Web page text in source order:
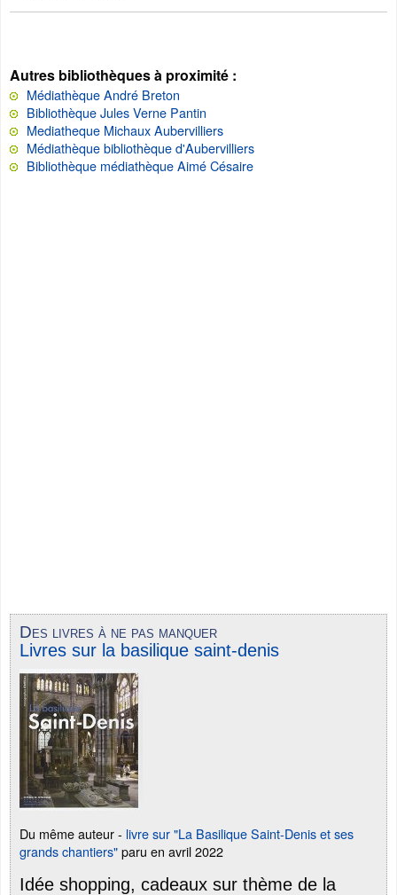
Autres bibliothèques à proximité :
Médiathèque André Breton
Bibliothèque Jules Verne Pantin
Mediatheque Michaux Aubervilliers
Médiathèque bibliothèque d'Aubervilliers
Bibliothèque médiathèque Aimé Césaire
Des livres à ne pas manquer
Livres sur la basilique saint-denis
Du même auteur - livre sur "La Basilique Saint-Denis et ses
grands chantiers"paru en avril 2022
Idée shopping, cadeaux sur thème de la